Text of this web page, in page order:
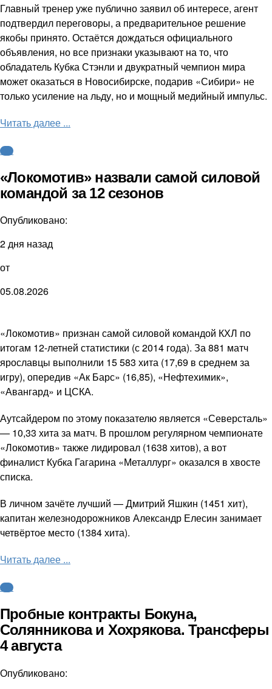
Главный тренер уже публично заявил об интересе, агент
подтвердил переговоры, а предварительное решение
якобы принято. Остаётся дождаться официального
объявления, но все признаки указывают на то, что
обладатель Кубка Стэнли и двукратный чемпион мира
может оказаться в Новосибирске, подарив «Сибири» не
только усиление на льду, но и мощный медийный импульс.
Читать далее ...
КХЛ
«Локомотив» назвали самой силовой
командой за 12 сезонов
Опубликовано:
2 дня назад
от
05.08.2026
«Локомотив» признан самой силовой командой КХЛ по
итогам 12-летней статистики (с 2014 года). За 881 матч
ярославцы выполнили 15 583 хита (17,69 в среднем за
игру), опередив «Ак Барс» (16,85), «Нефтехимик»,
«Авангард» и ЦСКА.
Аутсайдером по этому показателю является «Северсталь»
— 10,33 хита за матч. В прошлом регулярном чемпионате
«Локомотив» также лидировал (1638 хитов), а вот
финалист Кубка Гагарина «Металлург» оказался в хвосте
списка.
В личном зачёте лучший — Дмитрий Яшкин (1451 хит),
капитан железнодорожников Александр Елесин занимает
четвёртое место (1384 хита).
Читать далее ...
КХЛ
Пробные контракты Бокуна,
Солянникова и Хохрякова. Трансферы
4 августа
Опубликовано: